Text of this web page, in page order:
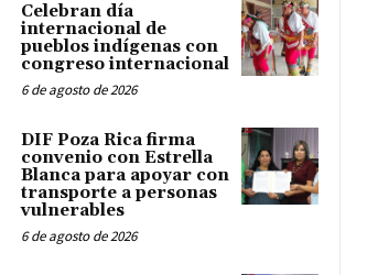
Celebran día
internacional de
pueblos indígenas con
congreso internacional
6 de agosto de 2026
DIF Poza Rica firma
convenio con Estrella
Blanca para apoyar con
transporte a personas
vulnerables
6 de agosto de 2026